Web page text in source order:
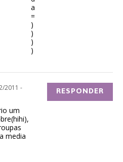
a
=
)
)
)
)
2011 -
um
media
RESPONDER